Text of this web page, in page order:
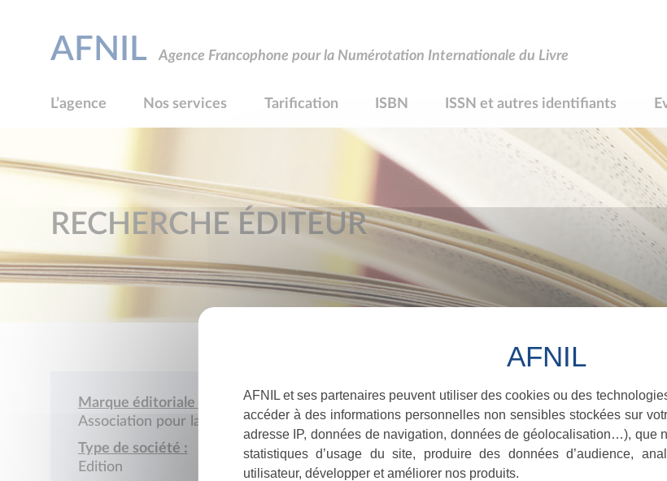
AFNIL Agence Francophone pour la Numérotation Internationale du Livre
L’agence Nos services Tarification ISBN ISSN et autres identifiants
RECHERCHE ÉDITEUR
Marque éditoriale :
Association pour la recherche archéologique en Languedoc-Oriental
Type de société :
Edition
AFNIL et ses partenaires peuvent utiliser des cookies ou des
accéder à des informations personnelles non sensibles stockées sur
adresse IP, données de navigation, données de géolocalisation…), que
statistiques d’usage du site, produire des données d’audience,
utilisateur, développer et améliorer nos produits.